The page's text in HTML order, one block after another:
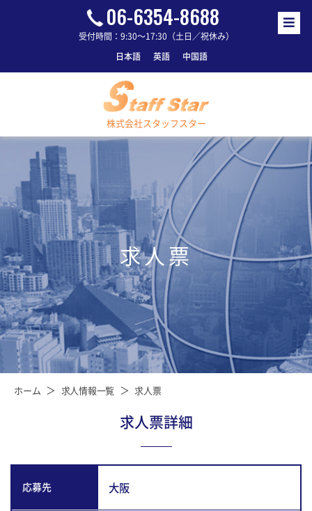
06-6354-8688
受付時間：9:30～17:30（土日／祝休み）
日本語
英語 中国語
株式会社スタッフスター
求人票
ホーム 求人情報一覧 求人票
求人票詳細
応募先 大阪